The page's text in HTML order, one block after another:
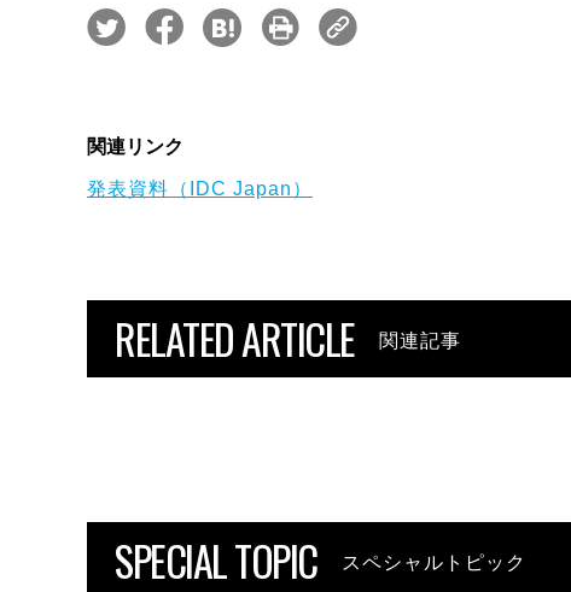
関連リンク
発表資料（IDC Japan）
RELATED ARTICLE 関連記事
SPECIAL TOPIC スペシャルトピック